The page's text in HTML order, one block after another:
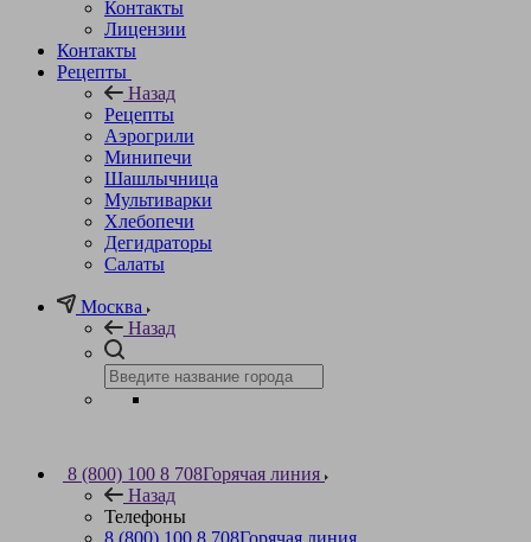
Контакты
Лицензии
Контакты
Рецепты
Назад
Рецепты
Аэрогрили
Минипечи
Шашлычница
Мультиварки
Хлебопечи
Дегидраторы
Салаты
Москва
Назад
8 (800) 100 8 708Горячая линия
Назад
Телефоны
8 (800) 100 8 708Горячая линия